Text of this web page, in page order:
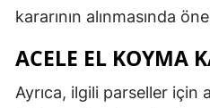
kararının alınmasında
ACELE EL KOYMA
Ayrıca, ilgili parseller için